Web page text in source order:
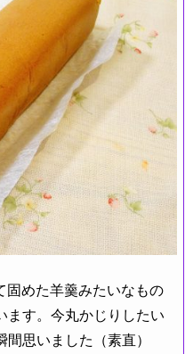
めた羊羹みたいなもの
ます。今丸かじりしたい
思いました（素直）